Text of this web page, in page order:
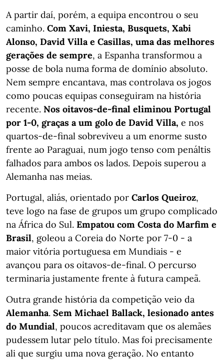
A partir daí, porém, a equipa encontrou o seu
caminho. Com Xavi, Iniesta, Busquets, Xabi
Alonso, David Villa e Casillas, uma das melhores
gerações de sempre, a Espanha transformou a
posse de bola numa forma de domínio absoluto.
Nem sempre encantava, mas controlava os jogos
como poucas equipas conseguiram na história
recente. Nos oitavos-de-final eliminou Portugal
por 1-0, graças a um golo de David Villa, e nos
quartos-de-final sobreviveu a um enorme susto
frente ao Paraguai, num jogo tenso com penáltis
falhados para ambos os lados. Depois superou a
Alemanha nas meias.
Portugal, aliás, orientado por Carlos Queiroz,
teve logo na fase de grupos um grupo complicado
na África do Sul. Empatou com Costa do Marfim e
Brasil, goleou a Coreia do Norte por 7-0 - a
maior vitória portuguesa em Mundiais - e
avançou para os oitavos-de-final. O percurso
terminaria justamente frente à futura campeã.
Outra grande história da competição veio da
Alemanha. Sem Michael Ballack, lesionado antes
do Mundial, poucos acreditavam que os alemães
pudessem lutar pelo título. Mas foi precisamente
ali que surgiu uma nova geração. No entanto